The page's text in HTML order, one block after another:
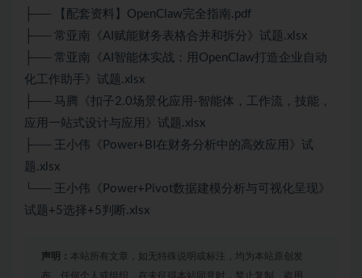
├── 【配套资料】OpenClaw完全指南.pdf
├── 常亚南《AI赋能财务表格合并和拆分》试题.xlsx
├── 常亚南《AI智能体实战：用OpenClaw打造企业自动
化工作助手》试题.xlsx
├── 马腾《扣子2.0场景化应用-智能体，工作流，技能，
应用一站式设计与应用》试题.xlsx
├── 王小伟《Power+BI在财务分析中的高效应用》试
题.xlsx
└── 王小伟《Power+Pivot数据建模分析与可视化呈现》
试题+5选择+5判断.xlsx
声明： 本站所有文章，如无特殊说明或标注，均为本站原创发
布。任何个人或组织，在未征得本站同意时，禁止复制、盗用、